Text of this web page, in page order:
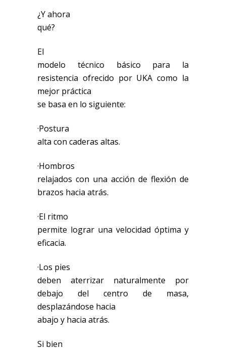
¿Y ahora
qué?
El
modelo técnico básico para la
resistencia ofrecido por UKA como la
mejor práctica
se basa en lo siguiente:
·Postura
alta con caderas altas.
·Hombros
relajados con una acción de flexión de
brazos hacia atrás.
·El ritmo
permite lograr una velocidad óptima y
eficacia.
·Los pies
deben aterrizar naturalmente por
debajo del centro de masa,
desplazándose hacia
abajo y hacia atrás.
Si bien